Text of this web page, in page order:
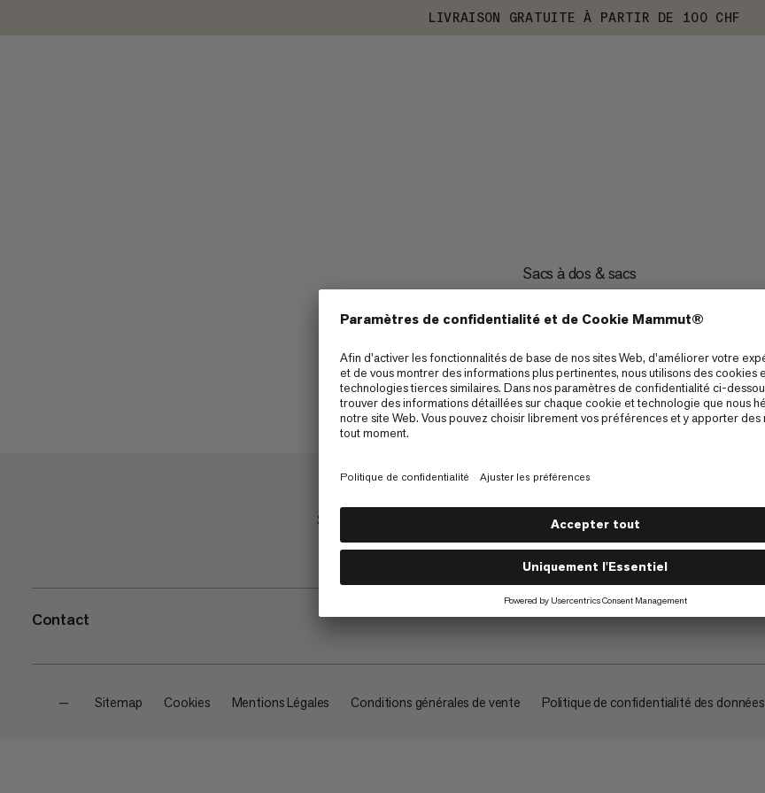
LIVRAISON GRATUITE À PARTIR DE 100 CHF
Sacs à dos & sacs
Shop À propos
Contact
— Sitemap Cookies Mentions Légales Conditions générales de vente Politique de confidentialité des données